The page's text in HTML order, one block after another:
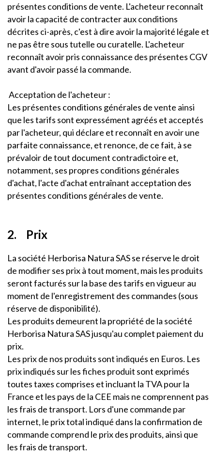
présentes conditions de vente. L'acheteur reconnaît
avoir la capacité de contracter aux conditions
décrites ci-après, c'est à dire avoir la majorité légale et
ne pas être sous tutelle ou curatelle. L'acheteur
reconnaît avoir pris connaissance des présentes CGV
avant d'avoir passé la commande.
Acceptation de l'acheteur :
Les présentes conditions générales de vente ainsi
que les tarifs sont expressément agréés et acceptés
par l'acheteur, qui déclare et reconnaît en avoir une
parfaite connaissance, et renonce, de ce fait, à se
prévaloir de tout document contradictoire et,
notamment, ses propres conditions générales
d'achat, l'acte d'achat entraînant acceptation des
présentes conditions générales de vente.
2. Prix
La société Herborisa Natura SAS se réserve le droit
de modifier ses prix à tout moment, mais les produits
seront facturés sur la base des tarifs en vigueur au
moment de l'enregistrement des commandes (sous
réserve de disponibilité).
Les produits demeurent la propriété de la société
Herborisa Natura SAS jusqu'au complet paiement du
prix.
Les prix de nos produits sont indiqués en Euros. Les
prix indiqués sur les fiches produit sont exprimés
toutes taxes comprises et incluant la TVA pour la
France et les pays de la CEE mais ne comprennent pas
les frais de transport. Lors d'une commande par
internet, le prix total indiqué dans la confirmation de
commande comprend le prix des produits, ainsi que
les frais de transport.